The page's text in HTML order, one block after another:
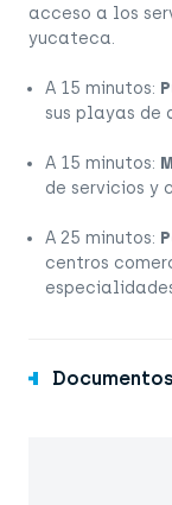
acceso a los
yucateca.
A 15 minutos:
sus playas de
A 15 minutos:
de servicios y
A 25 minutos:
centros